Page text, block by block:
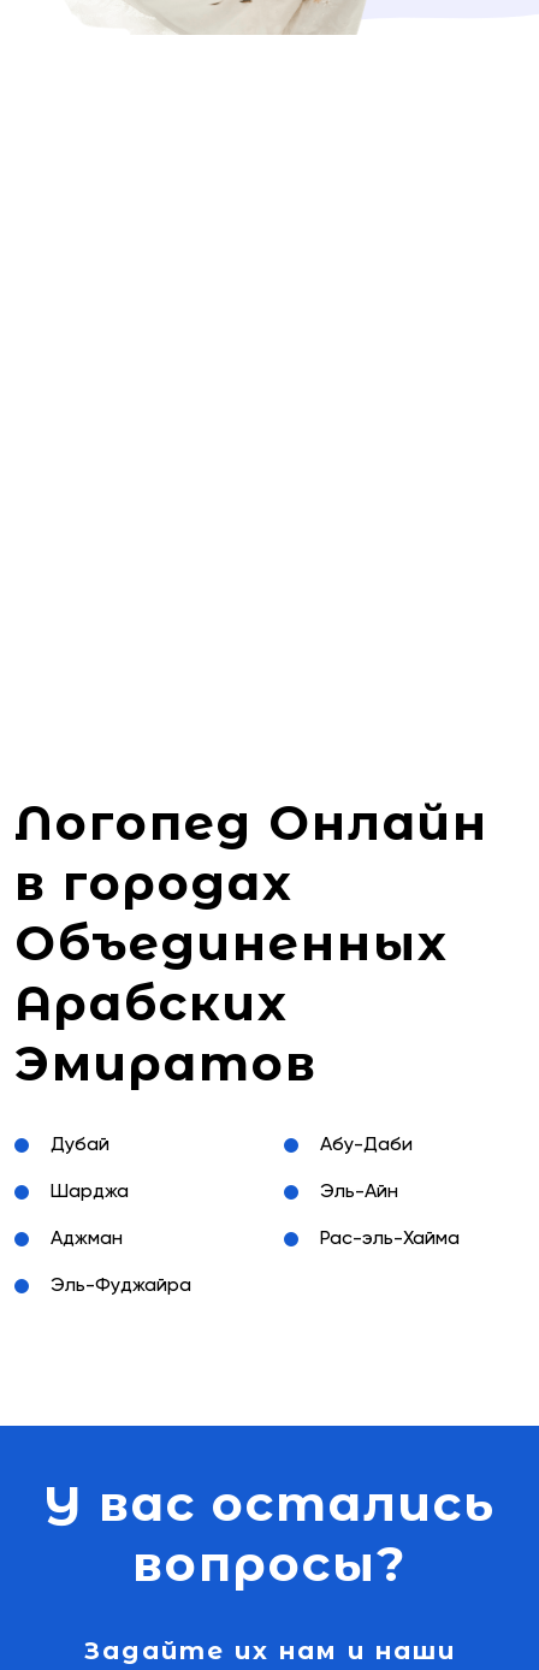
Логопед Онлайн
в городах
Объединенных
Арабских
Эмиратов
Дубай Абу-Даби
Шарджа Эль-Айн
Аджман Рас-эль-Хайма
Эль-Фуджайра
У вас остались
вопросы?
Задайте их нам и наши